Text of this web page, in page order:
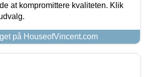
at kompromittere kvaliteten. Klik
på HouseofVincent.com